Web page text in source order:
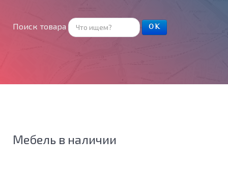
Поиск товара ОК
Мебель в наличии